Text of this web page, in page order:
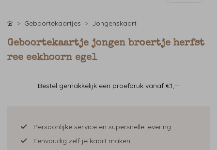
Geboortekaartjes Jongenskaart
Geboortekaartje jongen broertje herfst
ree eekhoorn egel
Bestel gemakkelijk een proefdruk vanaf €1,--
Persoonlijke service en supersnelle levering
Eenvoudig zelf je kaart maken